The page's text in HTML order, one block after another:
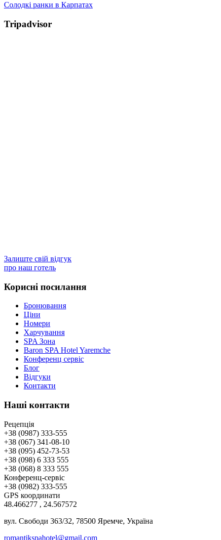
Солодкі ранки в Карпатах
Tripadvisor
Залиште свій відгук
про наш готель
Корисні посилання
Бронювання
Ціни
Номери
Харчування
SPA Зона
Baron SPA Hotel Yaremche
Конференц сервіс
Блог
Відгуки
Контакти
Наші контакти
Рецепція
+38 (0987) 333-555
+38 (067) 341-08-10
+38 (095) 452-73-53
+38 (098) 6 333 555
+38 (068) 8 333 555
Конференц-сервіс
+38 (0982) 333-555
GPS координати
48.466277 , 24.567572
вул. Свободи 363/32, 78500 Яремче, Україна
romantikspahotel@gmail.com